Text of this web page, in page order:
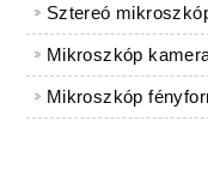
Sztereó
Mikroszkóp
Mikroszkóp